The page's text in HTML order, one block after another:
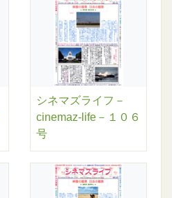
シネマズライフ－
cinemaz-life－１０６
号